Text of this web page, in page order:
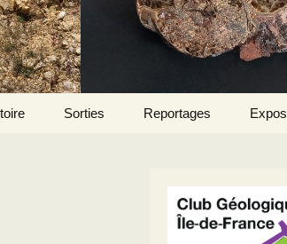
Sorties Reportages Expos